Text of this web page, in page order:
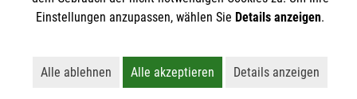
gemeinnützige Organisation von der Körperschaft- und
Einstellungen anzupassen, wählen Sie Details anzeigen.
Alle ablehnen
Lehnt alle nicht-essentiellen Cookies ab
Alle akzeptieren
Akzeptiert alle Cookies
Details anzeigen